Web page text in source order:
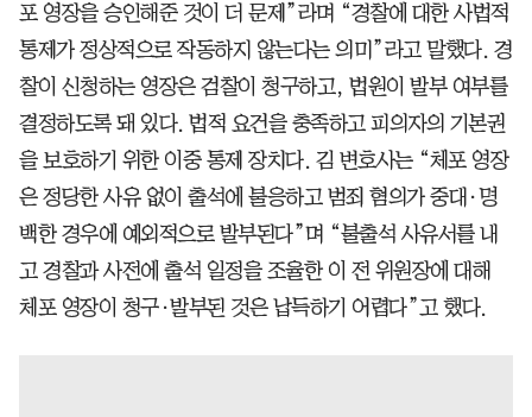
포 영장을 승인해준 것이 더 문제”라며 “경찰에 대한 사법적
통제가 정상적으로 작동하지 않는다는 의미”라고 말했다. 경
찰이 신청하는 영장은 검찰이 청구하고, 법원이 발부 여부를
결정하도록 돼 있다. 법적 요건을 충족하고 피의자의 기본권
을 보호하기 위한 이중 통제 장치다. 김 변호사는 “체포 영장
은 정당한 사유 없이 출석에 불응하고 범죄 혐의가 중대·명
백한 경우에 예외적으로 발부된다”며 “불출석 사유서를 내
고 경찰과 사전에 출석 일정을 조율한 이 전 위원장에 대해
체포 영장이 청구·발부된 것은 납득하기 어렵다”고 했다.